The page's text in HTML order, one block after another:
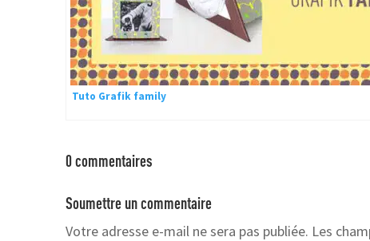
Tuto Grafik family
0 commentaires
Soumettre un commentaire
Votre adresse e-mail ne sera pas publiée. Les